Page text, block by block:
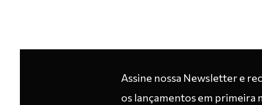
Assine nossa Newsletter e
os lançamentos em primeira